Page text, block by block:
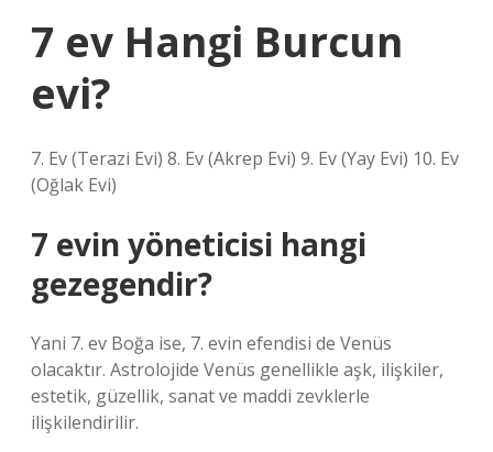
7 ev Hangi Burcun
evi?
7. Ev (Terazi Evi) 8. Ev (Akrep Evi) 9. Ev (Yay Evi) 10. Ev
(Oğlak Evi)
7 evin yöneticisi hangi
gezegendir?
Yani 7. ev Boğa ise, 7. evin efendisi de Venüs
olacaktır. Astrolojide Venüs genellikle aşk, ilişkiler,
estetik, güzellik, sanat ve maddi zevklerle
ilişkilendirilir.